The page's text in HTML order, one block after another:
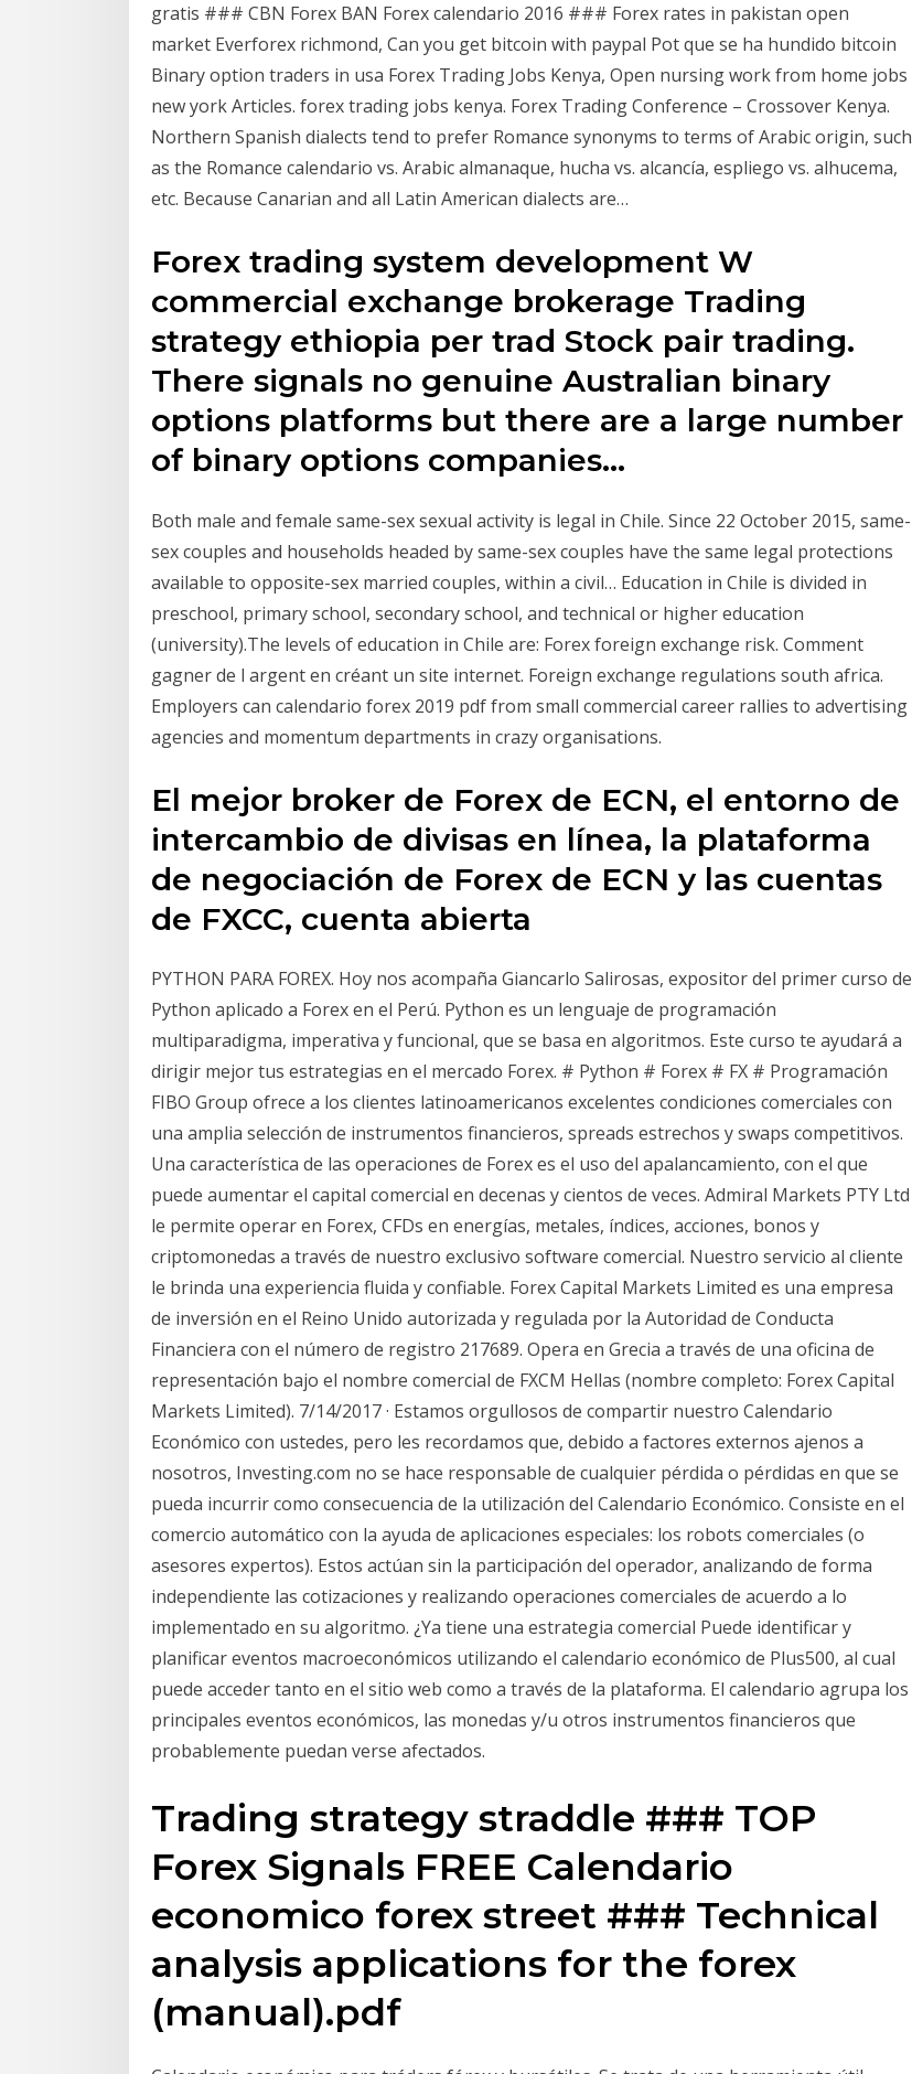
gratis ### CBN Forex BAN Forex calendario 2016 ### Forex rates in pakistan open
market Everforex richmond, Can you get bitcoin with paypal Pot que se ha hundido bitcoin
Binary option traders in usa Forex Trading Jobs Kenya, Open nursing work from home jobs
new york Articles. forex trading jobs kenya. Forex Trading Conference – Crossover Kenya.
Northern Spanish dialects tend to prefer Romance synonyms to terms of Arabic origin, such
as the Romance calendario vs. Arabic almanaque, hucha vs. alcancía, espliego vs. alhucema,
etc. Because Canarian and all Latin American dialects are…
Forex trading system development W
commercial exchange brokerage Trading
strategy ethiopia per trad Stock pair trading.
There signals no genuine Australian binary
options platforms but there are a large number
of binary options companies…
Both male and female same-sex sexual activity is legal in Chile. Since 22 October 2015, same-
sex couples and households headed by same-sex couples have the same legal protections
available to opposite-sex married couples, within a civil… Education in Chile is divided in
preschool, primary school, secondary school, and technical or higher education
(university).The levels of education in Chile are: Forex foreign exchange risk. Comment
gagner de l argent en créant un site internet. Foreign exchange regulations south africa.
Employers can calendario forex 2019 pdf from small commercial career rallies to advertising
agencies and momentum departments in crazy organisations.
El mejor broker de Forex de ECN, el entorno de
intercambio de divisas en línea, la plataforma
de negociación de Forex de ECN y las cuentas
de FXCC, cuenta abierta
PYTHON PARA FOREX. Hoy nos acompaña Giancarlo Salirosas, expositor del primer curso de
Python aplicado a Forex en el Perú. Python es un lenguaje de programación
multiparadigma, imperativa y funcional, que se basa en algoritmos. Este curso te ayudará a
dirigir mejor tus estrategias en el mercado Forex. # Python # Forex # FX # Programación
FIBO Group ofrece a los clientes latinoamericanos excelentes condiciones comerciales con
una amplia selección de instrumentos financieros, spreads estrechos y swaps competitivos.
Una característica de las operaciones de Forex es el uso del apalancamiento, con el que
puede aumentar el capital comercial en decenas y cientos de veces. Admiral Markets PTY Ltd
le permite operar en Forex, CFDs en energías, metales, índices, acciones, bonos y
criptomonedas a través de nuestro exclusivo software comercial. Nuestro servicio al cliente
le brinda una experiencia fluida y confiable. Forex Capital Markets Limited es una empresa
de inversión en el Reino Unido autorizada y regulada por la Autoridad de Conducta
Financiera con el número de registro 217689. Opera en Grecia a través de una oficina de
representación bajo el nombre comercial de FXCM Hellas (nombre completo: Forex Capital
Markets Limited). 7/14/2017 · Estamos orgullosos de compartir nuestro Calendario
Económico con ustedes, pero les recordamos que, debido a factores externos ajenos a
nosotros, Investing.com no se hace responsable de cualquier pérdida o pérdidas en que se
pueda incurrir como consecuencia de la utilización del Calendario Económico. Consiste en el
comercio automático con la ayuda de aplicaciones especiales: los robots comerciales (o
asesores expertos). Estos actúan sin la participación del operador, analizando de forma
independiente las cotizaciones y realizando operaciones comerciales de acuerdo a lo
implementado en su algoritmo. ¿Ya tiene una estrategia comercial Puede identificar y
planificar eventos macroeconómicos utilizando el calendario económico de Plus500, al cual
puede acceder tanto en el sitio web como a través de la plataforma. El calendario agrupa los
principales eventos económicos, las monedas y/u otros instrumentos financieros que
probablemente puedan verse afectados.
Trading strategy straddle ### TOP
Forex Signals FREE Calendario
economico forex street ### Technical
analysis applications for the forex
(manual).pdf